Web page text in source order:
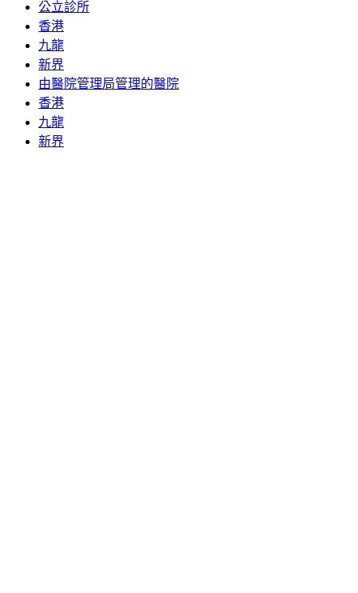
公立診所
香港
九龍
新界
由醫院管理局管理的醫院
香港
九龍
新界